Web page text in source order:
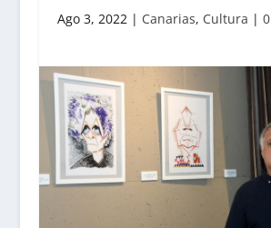
Ago 3, 2022| Canarias, Cultura | 0